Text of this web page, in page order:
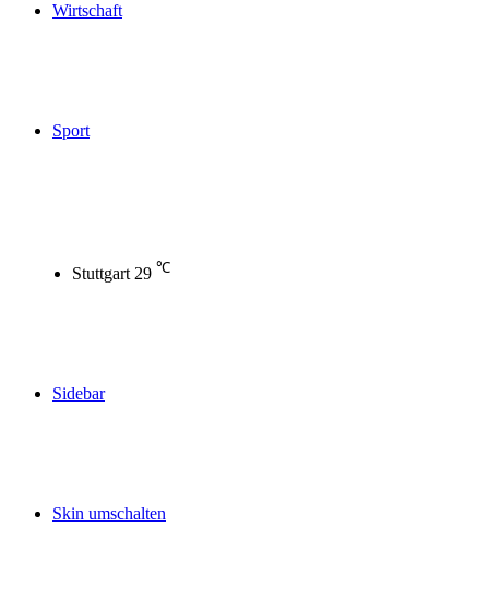
Wirtschaft
Sport
Stuttgart 29 ℃
Sidebar
Skin umschalten